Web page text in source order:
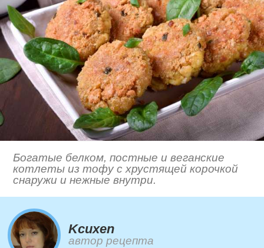
Богатые белком, постные и веганские
котлеты из тофу с хрустящей корочкой
снаружи и нежные внутри.
Kcuxen
автор рецепта